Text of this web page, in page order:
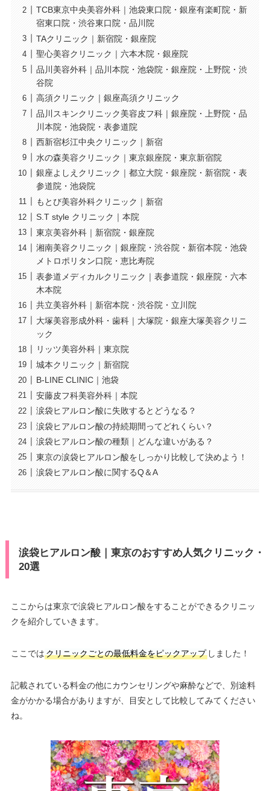
TCB東京中央美容外科｜池袋東口院・銀座有楽町院・新
宿東口院・渋谷東口院・品川院
TAクリニック｜新宿院・銀座院
聖心美容クリニック｜六本木院・銀座院
品川美容外科｜品川本院・池袋院・銀座院・上野院・渋
谷院
高須クリニック｜銀座高須クリニック
品川スキンクリニック美容皮フ科｜銀座院・上野院・品
川本院・池袋院・表参道院
西新宿杉江中央クリニック｜新宿
水の森美容クリニック｜東京銀座院・東京新宿院
銀座よしえクリニック｜都立大院・銀座院・新宿院・表
参道院・池袋院
もとび美容外科クリニック｜新宿
S.T style クリニック｜本院
東京美容外科｜新宿院・銀座院
湘南美容クリニック｜銀座院・渋谷院・新宿本院・池袋
メトロポリタン口院・恵比寿院
表参道メディカルクリニック｜表参道院・銀座院・六本
木本院
共立美容外科｜新宿本院・渋谷院・立川院
大塚美容形成外科・歯科｜大塚院・銀座大塚美容クリニ
ック
リッツ美容外科｜東京院
城本クリニック｜新宿院
B-LINE CLINIC｜池袋
安藤皮フ科美容外科｜本院
涙袋ヒアルロン酸に失敗するとどうなる？
涙袋ヒアルロン酸の持続期間ってどれくらい？
涙袋ヒアルロン酸の種類｜どんな違いがある？
東京の涙袋ヒアルロン酸をしっかり比較して決めよう！
涙袋ヒアルロン酸に関するQ＆A
涙袋ヒアルロン酸｜東京のおすすめ人気クリニック・
20選
ここからは東京で涙袋ヒアルロン酸をすることができるクリニッ
クを紹介していきます。
ここではクリニックごとの最低料金をピックアップしました！
記載されている料金の他にカウンセリングや麻酔などで、別途料
金がかかる場合がありますが、目安として比較してみてください
ね。